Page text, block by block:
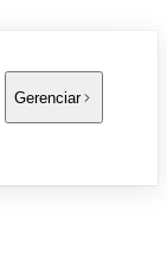
Gerenciar